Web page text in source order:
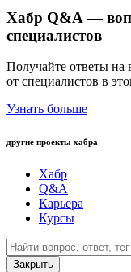
Хабр Q&A —
специалистов
Получайте ответы на
от специалистов в
Узнать больше
другие проекты хабра
Хабр
Q&A
Карьера
Курсы
Закрыть